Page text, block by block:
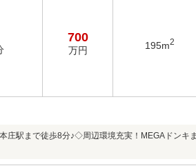
700
万円 195m2
駅まで徒歩8分♪◇周辺環境充実！MEGAドンキ